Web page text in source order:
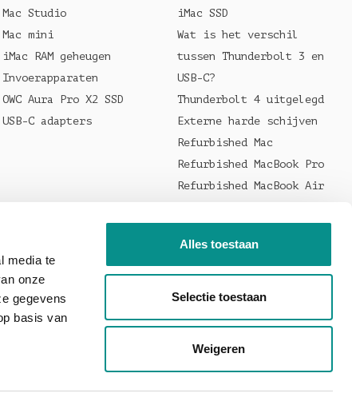
media te
onze
gegevens
basis van
Alles toestaan
Selectie toestaan
Weigeren
Mac Studio
Mac mini
iMac RAM geheugen
Invoerapparaten
OWC Aura Pro X2 SSD
USB-C adapters
iMac SSD
Wat is het verschil
tussen Thunderbolt 3 en
USB-C?
Thunderbolt 4 uitgelegd
Externe harde schijven
Refurbished Mac
Refurbished MacBook Pro
Refurbished MacBook Air